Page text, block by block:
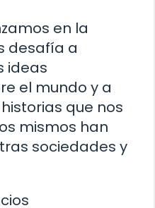
en la
desafía a
ideas
el mundo y a
que nos
mismos han
sociedades y